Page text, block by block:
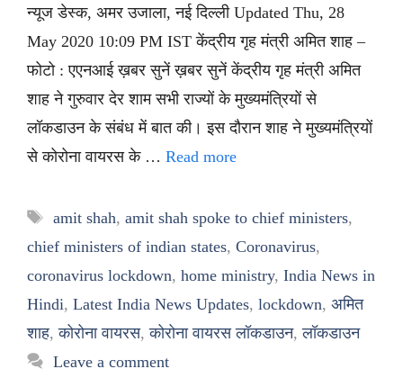
न्यूज डेस्क, अमर उजाला, नई दिल्ली Updated Thu, 28
May 2020 10:09 PM IST केंद्रीय गृह मंत्री अमित शाह –
फोटो : एएनआई ख़बर सुनें ख़बर सुनें केंद्रीय गृह मंत्री अमित
शाह ने गुरुवार देर शाम सभी राज्यों के मुख्यमंत्रियों से
लॉकडाउन के संबंध में बात की। इस दौरान शाह ने मुख्यमंत्रियों
से कोरोना वायरस के … Read more
Tags
amit shah, amit shah spoke to chief ministers,
chief ministers of indian states, Coronavirus,
coronavirus lockdown, home ministry, India News in
Hindi, Latest India News Updates, lockdown, अमित
शाह,कोरोना वायरस,कोरोना वायरस लॉकडाउन,लॉकडाउन
Leave a comment